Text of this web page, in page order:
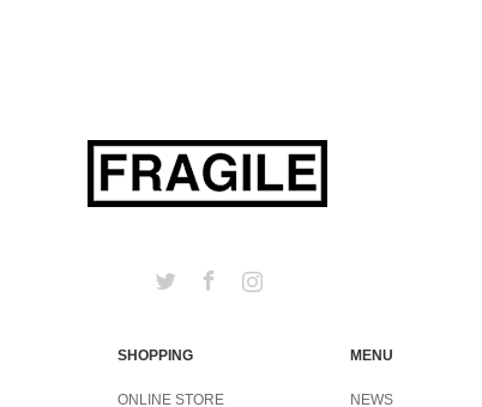
Twitter Facebook
SHOPPING
ONLINE STORE
MENU
NEWS